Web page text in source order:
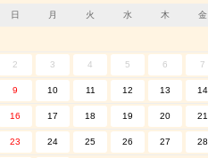
日 月 火 水 木 金
2 3 4 5 6 7
9 10 11 12 13 14
16 17 18 19 20 21
23 24 25 26 27 28